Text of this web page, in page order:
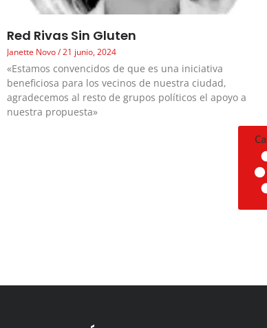
Red Rivas Sin Gluten
Janette Novo 21 junio, 2024
«Estamos convencidos de que es una iniciativa
beneficiosa para los vecinos de nuestra ciudad,
agradecemos al resto de grupos políticos el apoyo a
nuestra propuesta»